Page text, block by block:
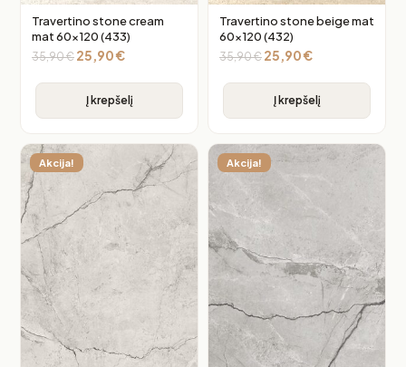
Travertino stone cream
mat 60×120 (433)
35,90€ 25,90€
Į krepšelį
Travertino stone beige mat
60×120 (432)
35,90€ 25,90€
Į krepšelį
Akcija! Akcija!